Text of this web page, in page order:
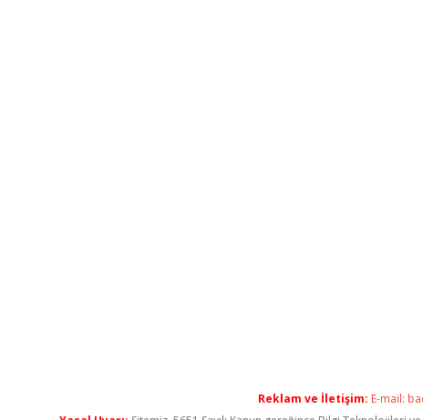
Reklam ve İletişim: E-mail: